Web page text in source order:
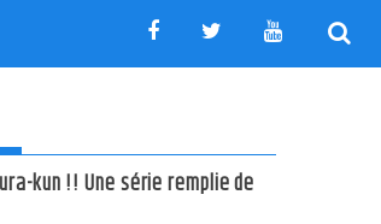
kun !! Une série remplie de